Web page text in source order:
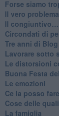
​Forse siamo
​Il vero
​Il congiuntivo…
​Circondati di
​Tre anni di Blog
​Lavorare sotto
​Le distorsioni
​Buona Festa
Le emozioni
​Ce la posso
​Cose delle
​La famiglia